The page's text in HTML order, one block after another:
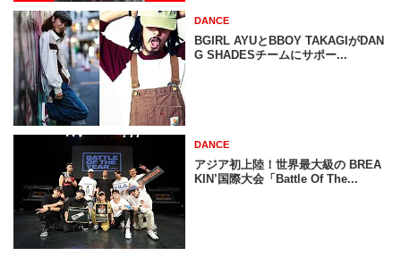
DANCE
BGIRL AYUとBBOY TAKAGIがDAN
G SHADESチームにサポー...
DANCE
アジア初上陸！世界最大級の BREA
KIN’国際大会「Battle Of The...